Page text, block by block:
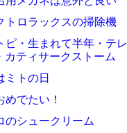
トロラックスの掃除機
ピ・生まれて半年・テレ
カティサークストーム
ミトの日
めでたい！
のシュークリーム